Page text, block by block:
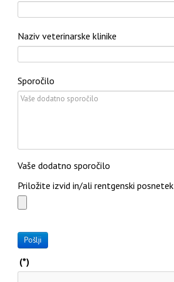
Naziv veterinarske klinike
Sporočilo
Vaše dodatno sporočilo
Priložite izvid in/ali rentgenski posnetek
Pošlji
(*)